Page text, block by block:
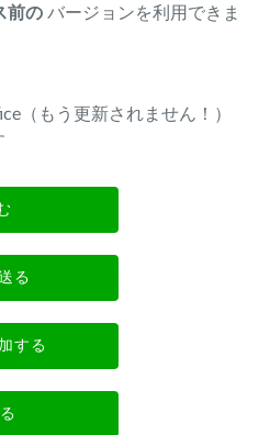
前の バージョンを利用できま
（もう更新されません！）
る
する